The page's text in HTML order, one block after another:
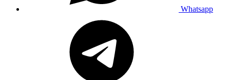
Whatsapp